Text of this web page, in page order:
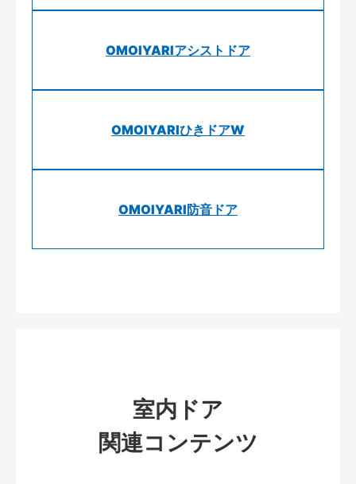
OMOIYARIアシストドア
OMOIYARIひきドアW
OMOIYARI防音ドア
室内ドア
関連コンテンツ